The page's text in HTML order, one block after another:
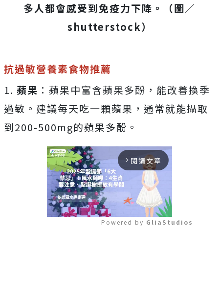
多人都會感受到免疫力下降。（圖／
shutterstock）
抗過敏營養素食物推薦
1. 蘋果 ：蘋果中富含蘋果多酚，能改善換季
過敏。建議每天吃一顆蘋果，通常就能攝取
到200-500mg的蘋果多酚。
arrow_forward_ios 閱讀文章
Powered by GliaStudios